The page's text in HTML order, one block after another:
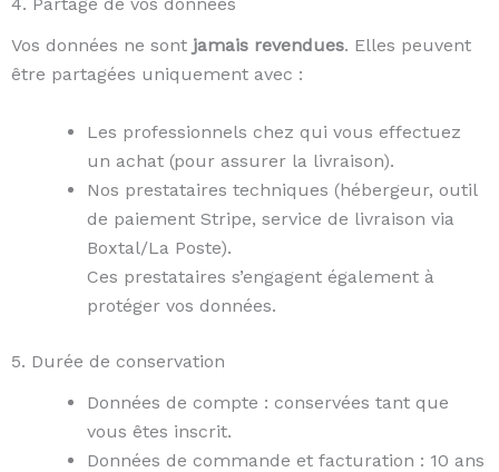
Vos données ne sont jamais revendues. Elles peuvent
être partagées uniquement avec :
Les professionnels chez qui vous effectuez
un achat (pour assurer la livraison).
Nos prestataires techniques (hébergeur, outil
de paiement Stripe, service de livraison via
Boxtal/La Poste).
Ces prestataires s’engagent également à
protéger vos données.
5. Durée de conservation
Données de compte : conservées tant que
vous êtes inscrit.
Données de commande et facturation : 10 ans